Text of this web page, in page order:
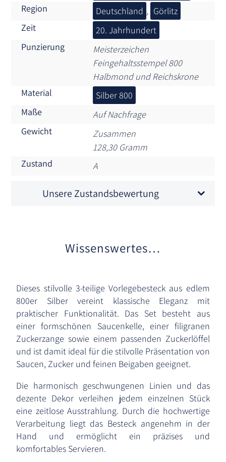
Region
Deutschland , Görlitz
Zeit
20. Jahrhundert
Punzierung
Meisterzeichen
Feingehaltsstempel 800
Halbmond und Reichskrone
Material
Silber 800
Maße
Auf Nachfrage
Gewicht
Zusammen
128,30 Gramm
Zustand
A
Unsere Zustandsbewertung
Wissenswertes…
Dieses stilvolle 3-teilige Vorlegebesteck aus edlem
800er Silber vereint klassische Eleganz mit
praktischer Funktionalität. Das Set besteht aus
einer formschönen Saucenkelle, einer filigranen
Zuckerzange sowie einem passenden Zuckerlöffel
und ist damit ideal für die stilvolle Präsentation von
Saucen, Zucker und feinen Beigaben geeignet.
Die harmonisch geschwungenen Linien und das
dezente Dekor verleihen jedem einzelnen Stück
eine zeitlose Ausstrahlung. Durch die hochwertige
Verarbeitung liegt das Besteck angenehm in der
Hand und ermöglicht ein präzises und
komfortables Servieren.